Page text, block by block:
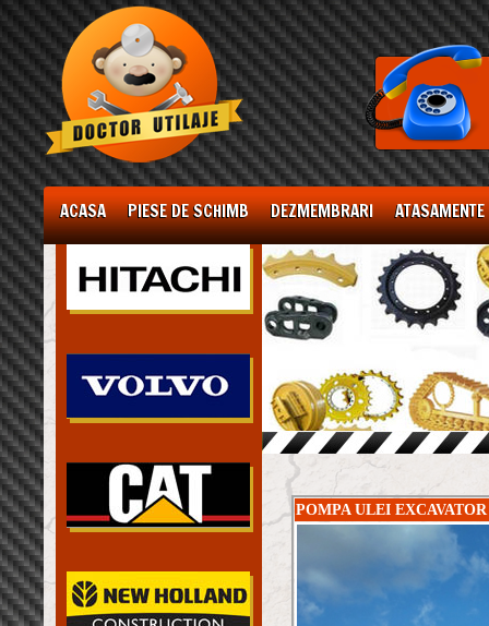
ACASA PIESE DE SCHIMB DEZMEMBRARI ATASAMENTE
POMPA ULEI